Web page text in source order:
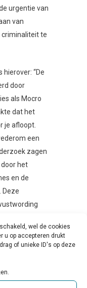
wel de cookies
u op accepteren drukt
of unieke ID's op deze
urgentie van
van
te
“De
door
als Mocro
dat het
je afloopt.
een
zagen
het
en de
Deze
je
en wat je
te houden.